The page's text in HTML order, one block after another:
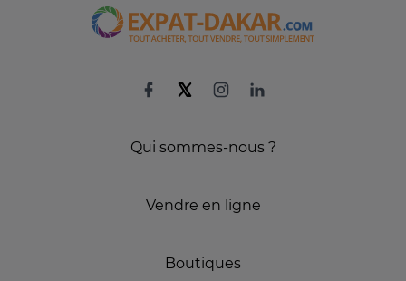
Qui sommes-nous ?
Vendre en ligne
Boutiques